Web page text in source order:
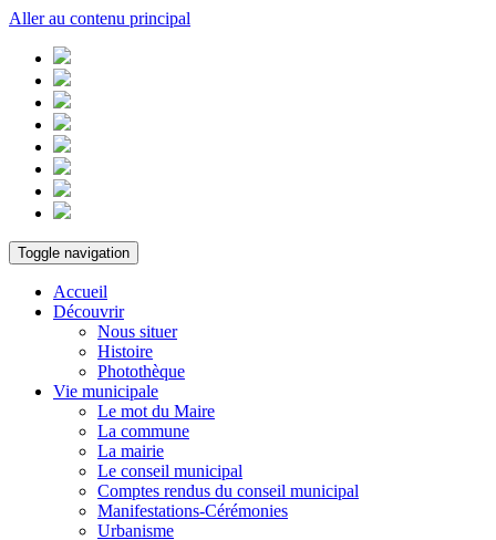
Aller au contenu principal
Toggle navigation
Accueil
Découvrir
Nous situer
Histoire
Photothèque
Vie municipale
Le mot du Maire
La commune
La mairie
Le conseil municipal
Comptes rendus du conseil municipal
Manifestations-Cérémonies
Urbanisme